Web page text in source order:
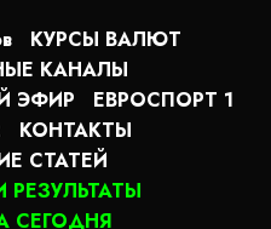
КУРСЫ ВАЛЮТ
КАНАЛЫ
ЭФИР
ЕВРОСПОРТ 1
КОНТАКТЫ
СТАТЕЙ
РЕЗУЛЬТАТЫ
СЕГОДНЯ